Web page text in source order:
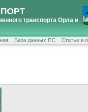
транспорта Орла и
База данных ПС Статьи и